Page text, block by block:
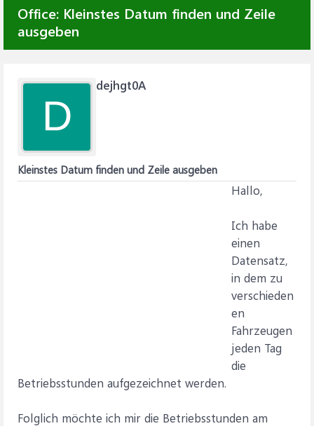
Office: Kleinstes Datum finden und Zeile
ausgeben
D
dejhgt0A
Kleinstes Datum finden und Zeile ausgeben
Hallo,
Ich habe
einen
Datensatz,
in dem zu
verschieden
en
Fahrzeugen
jeden Tag
die
Betriebsstunden aufgezeichnet werden.
Folglich möchte ich mir die Betriebsstunden am